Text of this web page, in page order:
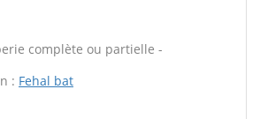
complète ou partielle -
: Fehal bat